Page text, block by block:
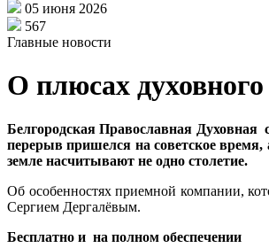
05 июня 2026
567
Главные новости
О плюсах
Белгородская Православная Духовная
перерыв пришелся на советское время,
земле насчитывают не одно столетие.
Об особенностях приемной компании,
Сергием Дергалёвым.
Бесплатно и на полном обеспечении